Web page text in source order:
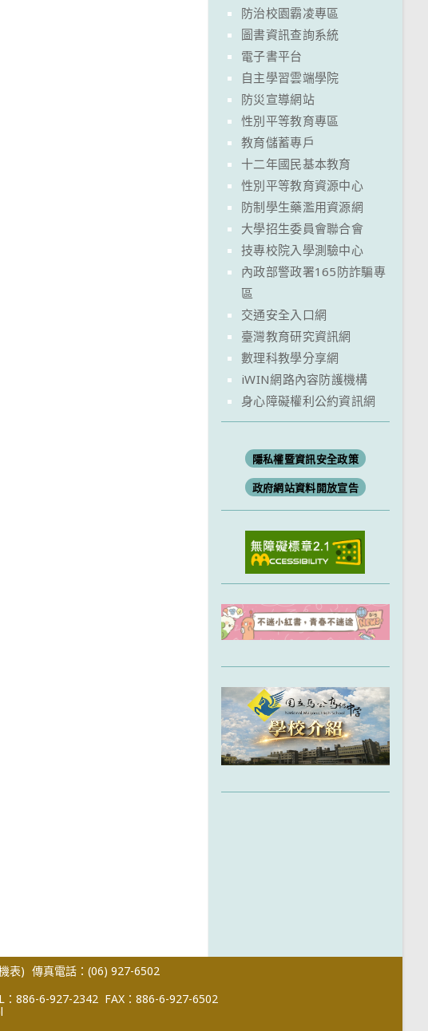
防治校園霸凌專區
圖書資訊查詢系統
電子書平台
自主學習雲端學院
防災宣導網站
性別平等教育專區
教育儲蓄專戶
十二年國民基本教育
性別平等教育資源中心
防制學生藥濫用資源網
大學招生委員會聯合會
技專校院入學測驗中心
內政部警政署165防詐騙專
區
交通安全入口網
臺灣教育研究資訊網
數理科教學分享網
iWIN網路內容防護機構
身心障礙權利公約資訊網
隱私權暨資訊安全政策
政府網站資料開放宣告
表) 傳真電話：(06) 927-6502
：886-6-927-2342 FAX：886-6-927-6502